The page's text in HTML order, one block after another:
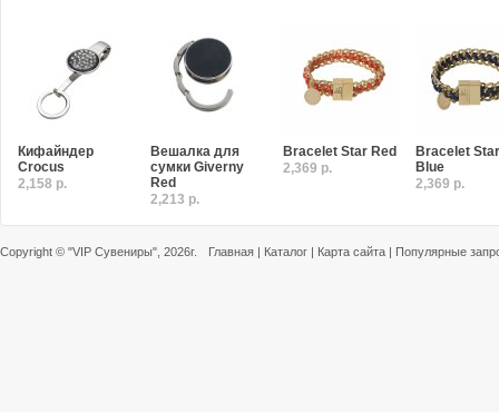
Кифайндер
Crocus
2,158 р.
Вешалка для
сумки Giverny
Red
2,213 р.
Bracelet Star Red
2,369 р.
Bracelet Star
Blue
2,369 р.
Copyright © "VIP Сувениры" , 2026г. Главная | Каталог | Карта сайта | Популярные